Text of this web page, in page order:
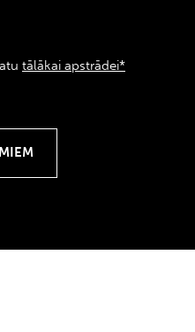
tālākai apstrādei*